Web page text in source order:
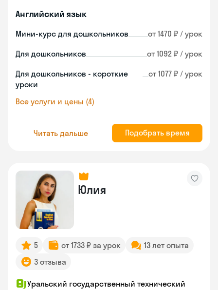
Английский язык
Мини-курс для дошкольников от 1470 ₽ / урок
Для дошкольников от 1092 ₽ / урок
Для дошкольников - короткие
уроки
от 1077 ₽ / урок
Все услуги и цены (4)
Читать дальше Подобрать время
Юлия
5 от 1733 ₽ за урок
13 лет опыта
3 отзыва
Уральский государственный технический